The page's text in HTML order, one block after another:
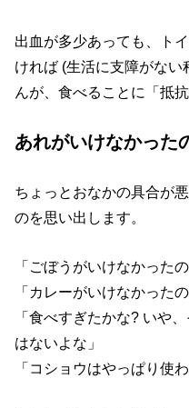
出血が多少あっても、ト
ければ (生活に支障がな
んが、食べることに「抵
あれがいけなかった
ちょっとおなかの具合が
のを思い出します。
「ごぼうがいけなかったの
「カレーがいけなかったの
「食べすぎたかな? いや
はないよな」
「コショウはやっぱり使